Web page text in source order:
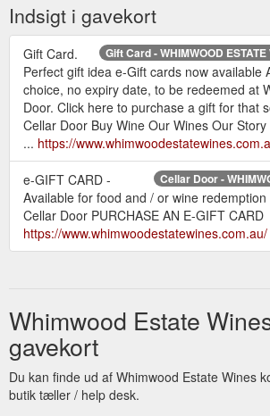
Indsigt i gavekort
Gift Card - WHIMWOOD
Gift Card.
Perfect gift idea e-Gift cards now available
choice, no expiry date, to be redeemed at
Door. Click here to purchase a gift for that
Cellar Door Buy Wine Our Wines Our
... https://
Cellar Door -
e-GIFT CARD -
Available for food and / or wine
Cellar Door PURCHASE AN E-GIFT CARD
https://www.whimwoodestatewines.com.au/
Whimwood Estate
gavekort
Du kan finde ud af Whimwood Estate Wines
butik tæller / help desk.